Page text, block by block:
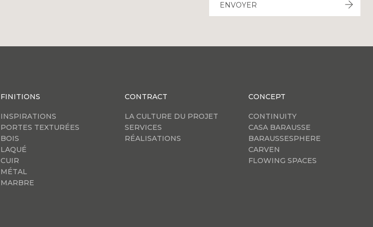
ENVOYER
FINITIONS
INSPIRATIONS
PORTES TEXTURÉES
LAQUÉ
BOIS
MÉTAL
CUIR
MARBRE
CONTRACT
LA CULTURE DU PROJET
SERVICES
RÉALISATIONS
CONCEPT
CONTINUITY
CASA BARAUSSE
BARAUSSESPHERE
CARVEN
FLOWING SPACES